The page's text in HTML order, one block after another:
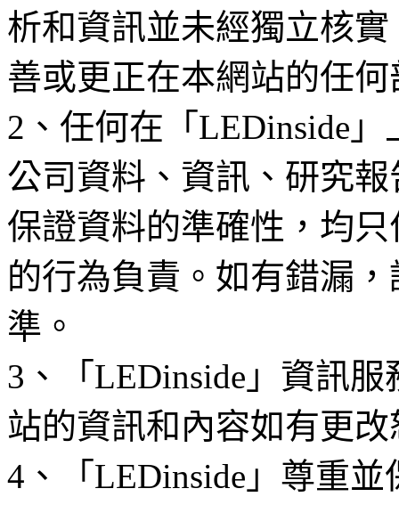
析和資訊並未經獨立核
善或更正在本網站的任
2、任何在「LEDinside
公司資料、資訊、研究
保證資料的準確性，均
的行為負責。如有錯漏
準。
3、「LEDinside」資訊
站的資訊和內容如有更
4、「LEDinside」尊重